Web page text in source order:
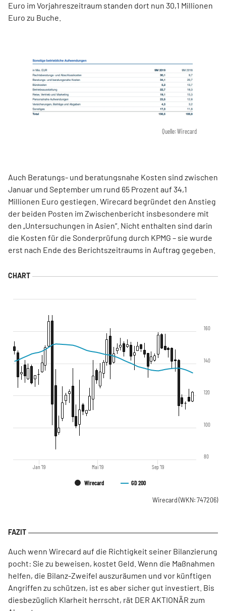
Euro im Vorjahreszeitraum standen dort nun 30,1 Millionen
Euro zu Buche.
Quelle: Wirecard
Auch Beratungs- und beratungsnahe Kosten sind zwischen
Januar und September um rund 65 Prozent auf 34,1
Millionen Euro gestiegen. Wirecard begründet den Anstieg
der beiden Posten im Zwischenbericht insbesondere mit
den „Untersuchungen in Asien“. Nicht enthalten sind darin
die Kosten für die Sonderprüfung durch KPMG – sie wurde
erst nach Ende des Berichtszeitraums in Auftrag gegeben.
Wirecard GD 200
Jan '19 Mai '19 Sep '19
80
100
120
140
160
Wirecard (WKN: 747206)
Auch wenn Wirecard auf die Richtigkeit seiner Bilanzierung
pocht: Sie zu beweisen, kostet Geld. Wenn die Maßnahmen
helfen, die Bilanz-Zweifel auszuräumen und vor künftigen
Angriffen zu schützen, ist es aber sicher gut investiert. Bis
diesbezüglich Klarheit herrscht, rät DER AKTIONÄR zum